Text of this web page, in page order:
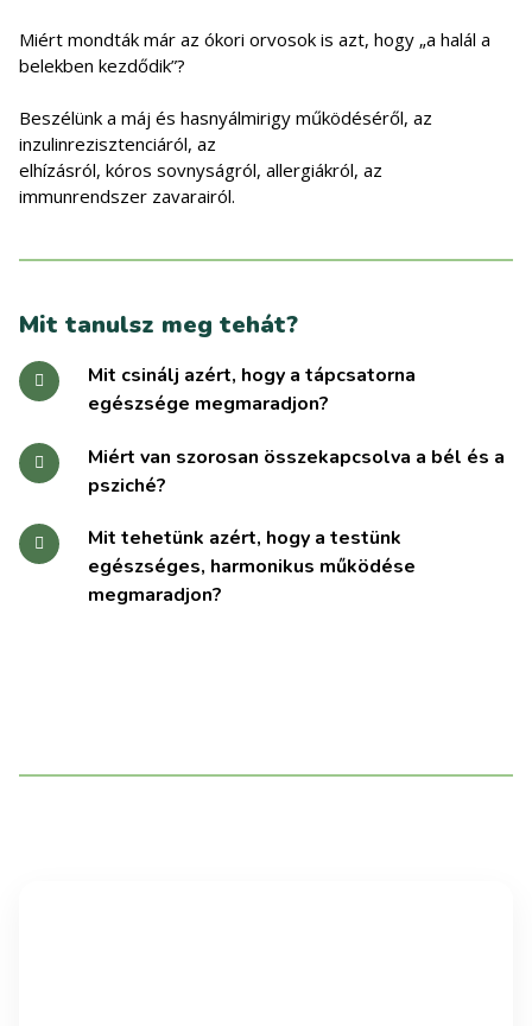
Miért mondták már az ókori orvosok is azt, hogy „a halál a
belekben kezdődik”?
Beszélünk a máj és hasnyálmirigy működéséről, az
inzulinrezisztenciáról, az
elhízásról, kóros sovnyságról, allergiákról, az
immunrendszer zavarairól.
Mit tanulsz meg tehát?
Mit csinálj azért, hogy a tápcsatorna
egészsége megmaradjon?
Miért van szorosan összekapcsolva a bél és a
psziché?
Mit tehetünk azért, hogy a testünk
egészséges, harmonikus működése
megmaradjon?